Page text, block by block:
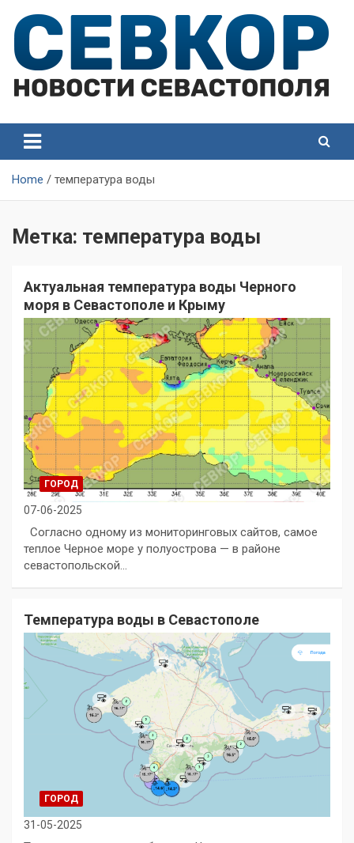
content
Севастополя
Севастополя
Home температура воды
Метка: температура воды
Актуальная температура воды Черного
моря в Севастополе и Крыму
ГОРОД
07-06-2025
Согласно одному из мониторинговых сайтов, самое
теплое Черное море у полуострова — в районе
севастопольской…
Температура воды в Севастополе
ГОРОД
31-05-2025